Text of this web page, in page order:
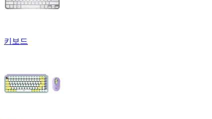
키보드